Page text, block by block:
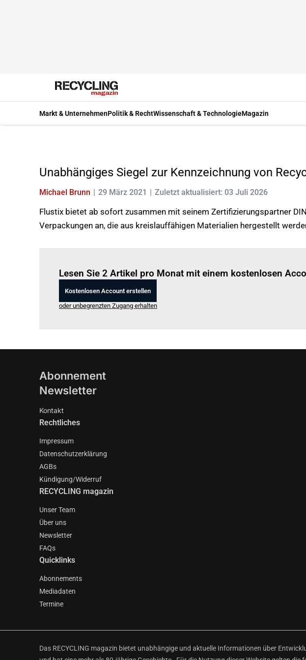
Markt & UnternehmenPolitik & RechtWissenschaft & TechnologieMagazin
Unabhängiges Siegel zur Kennzeichnung von
Michael Brunn 29 März 2021 Zuletzt aktualisiert: 03 Juli 2026
Flustix bietet ab sofort zusammen mit seinem Zertifizierungspartner DIN
Verpackungen an, die aus kreislauffähigen Materialien hergestellt
Lesen Sie 2 Artikel pro Monat mit einem kostenlosen
Kostenlosen Account erstellen
oder unbegrenzten Zugang erhalten
Abonnement
Newsletter
Kontakt
Rechtliches
Impressum
Datenschutzerklärung
AGBs
Kündigung/Widerruf
RECYCLING magazin
Unser Team
Über uns
Newsletter
FAQs
Quicklinks
Abonnements
Mediadaten
Termine
Das RECYCLING magazin bietet unabhängige und aktuelle Informationen über